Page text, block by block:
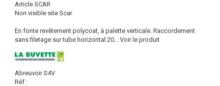
Article SCAR
Non visible site Scar
En fonte revêtement polycoat, à palette verticale. Raccordement
sans filetage sur tube horizontal 20... Voir le produit
Abreuvoir S4V
Réf :